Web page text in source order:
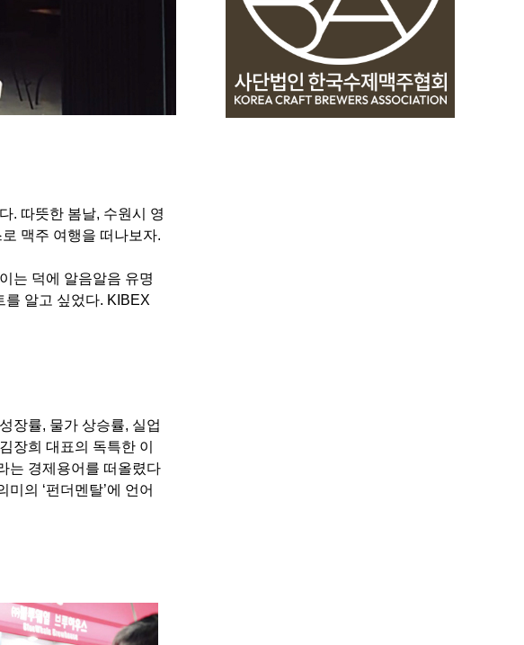
. 따뜻한 봄날, 수원시 영
맥주 여행을 떠나보자.
는 덕에 알음알음 유명
를 알고 싶었다. KIBEX
장률, 물가 상승률, 실업
장희 대표의 독특한 이
는 경제용어를 떠올렸다
의 ‘펀더멘탈’에 언어